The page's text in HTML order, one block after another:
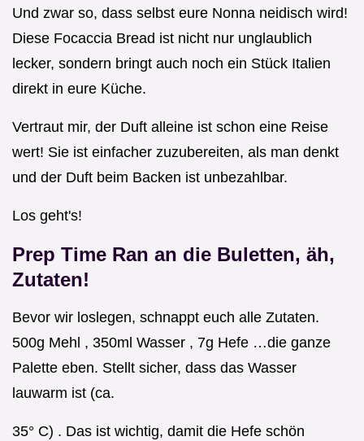
Und zwar so, dass selbst eure Nonna neidisch wird!
Diese Focaccia Bread ist nicht nur unglaublich
lecker, sondern bringt auch noch ein Stück Italien
direkt in eure Küche.
Vertraut mir, der Duft alleine ist schon eine Reise
wert! Sie ist einfacher zuzubereiten, als man denkt
und der Duft beim Backen ist unbezahlbar.
Los geht's!
Prep Time Ran an die Buletten, äh,
Zutaten!
Bevor wir loslegen, schnappt euch alle Zutaten.
500g Mehl , 350ml Wasser , 7g Hefe …die ganze
Palette eben. Stellt sicher, dass das Wasser
lauwarm ist (ca.
35° C) . Das ist wichtig, damit die Hefe schön